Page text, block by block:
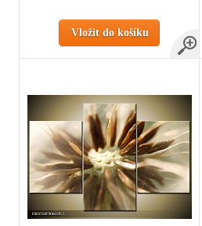
Vložit do košíku